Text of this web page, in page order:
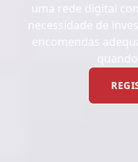
uma rede digital
necessidade de
encomendas